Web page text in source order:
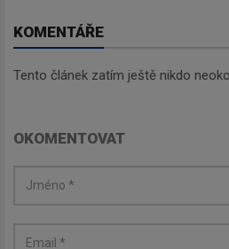
KOMENTÁŘE
Tento článek zatím ještě nikdo
OKOMENTOVAT